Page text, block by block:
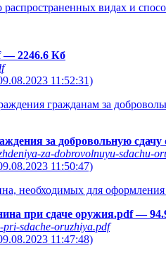
видах и
— 2246.6 Кб
11:52:31)
гражданам за
за добровольную
za-dobrovolnuyu-sdachu-
11:50:47)
необходимых для
при сдаче оружия.pdf—
sdache-oruzhiya.pdf
11:47:48)